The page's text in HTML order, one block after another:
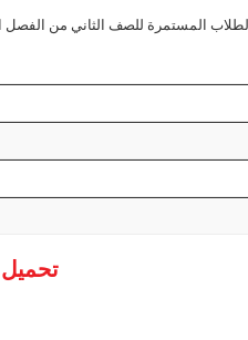
المستمرة للصف الثاني من الفصل